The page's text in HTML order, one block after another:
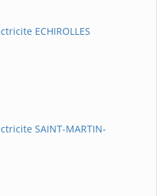
ECHIROLLES
SAINT-MARTIN-